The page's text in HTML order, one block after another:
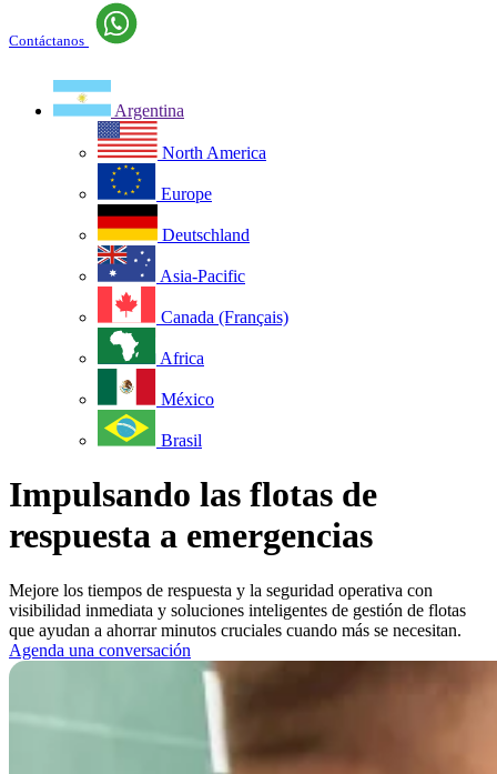
Contáctanos
Argentina
North America
Europe
Deutschland
Asia-Pacific
Canada (Français)
Africa
México
Brasil
Impulsando las flotas de
respuesta a emergencias
Mejore los tiempos de respuesta y la seguridad operativa con
visibilidad inmediata y soluciones inteligentes de gestión de flotas
que ayudan a ahorrar minutos cruciales cuando más se necesitan.
Agenda una conversación